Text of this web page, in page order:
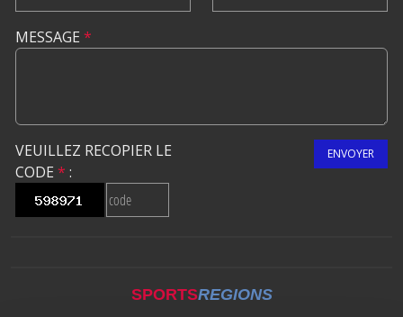
MESSAGE *
VEUILLEZ RECOPIER LE
CODE * :
ENVOYER
SPORTSREGIONS